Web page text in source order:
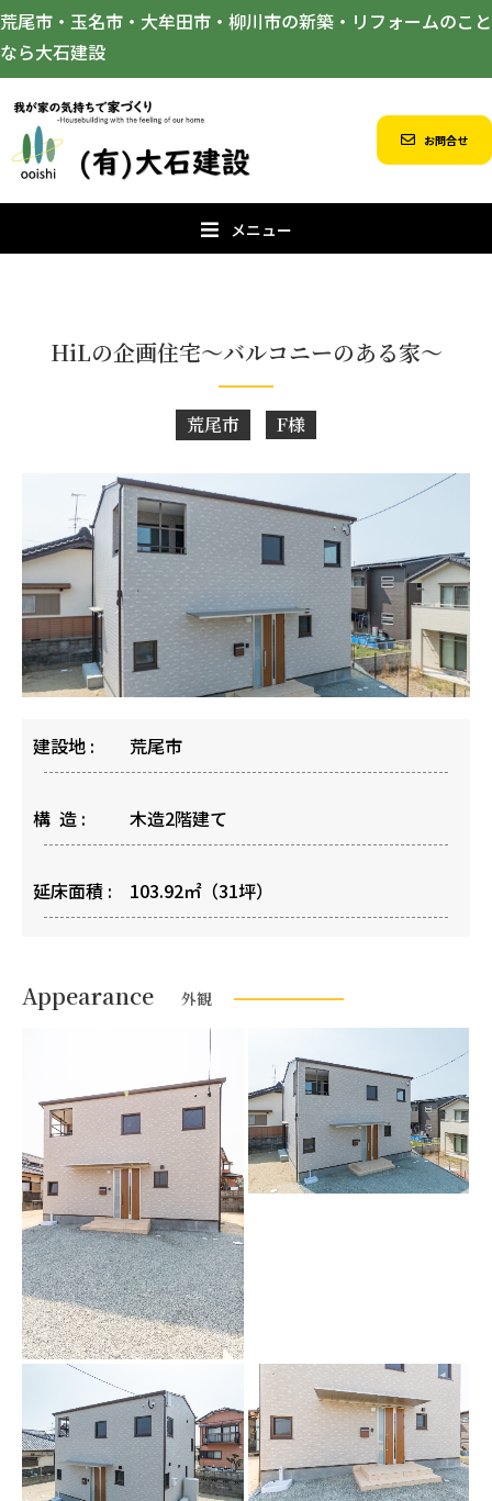
荒尾市・玉名市・大牟田市・柳川市の新築・リフォームのこと
なら大石建設
お問合せ
メニュー
HiLの企画住宅～バルコニーのある家～
荒尾市 F様
建設地 : 荒尾市
構 造 : 木造2階建て
延床面積 : 103.92㎡（31坪）
Appearance 外観